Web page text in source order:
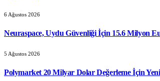
6 Ağustos 2026
Neuraspace, Uydu Güvenliği İçin 15.6 Milyon
5 Ağustos 2026
Polymarket 20 Milyar Dolar Değerleme İçin Yeni